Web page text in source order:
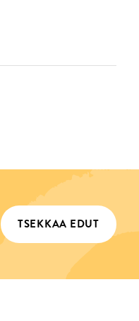
TSEKKAA EDUT